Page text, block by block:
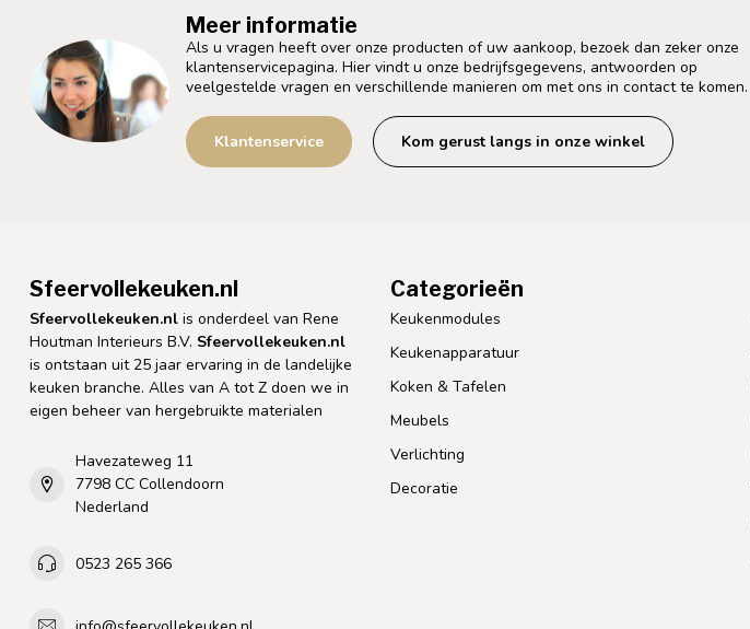
Meer informatie
Als u vragen heeft over onze producten of uw aankoop, bezoek dan zeker onze
klantenservicepagina. Hier vindt u onze bedrijfsgegevens, antwoorden op
veelgestelde vragen en verschillende manieren om met ons in contact te komen.
Klantenservice Kom gerust langs in onze winkel
Sfeervollekeuken.nl
Sfeervollekeuken.nl is onderdeel van Rene
Houtman Interieurs B.V. Sfeervollekeuken.nl
is ontstaan uit 25 jaar ervaring in de landelijke
keuken branche. Alles van A tot Z doen we in
eigen beheer van hergebruikte materialen
Havezateweg 11
7798 CC Collendoorn
Nederland
0523 265 366
Categorieën
Keukenmodules
Keukenapparatuur
Koken & Tafelen
Meubels
Verlichting
Decoratie